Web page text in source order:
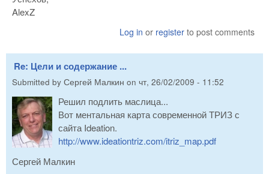
AlexZ
Log in or register to post comments
Re: Цели и содержание ...
Submitted by Сергей Малкин on чт, 26/02/2009 - 11:52
Решил подлить маслица...
Вот ментальная карта современной ТРИЗ с
сайта Ideation.
http://www.ideationtriz.com/itriz_map.pdf
Сергей Малкин